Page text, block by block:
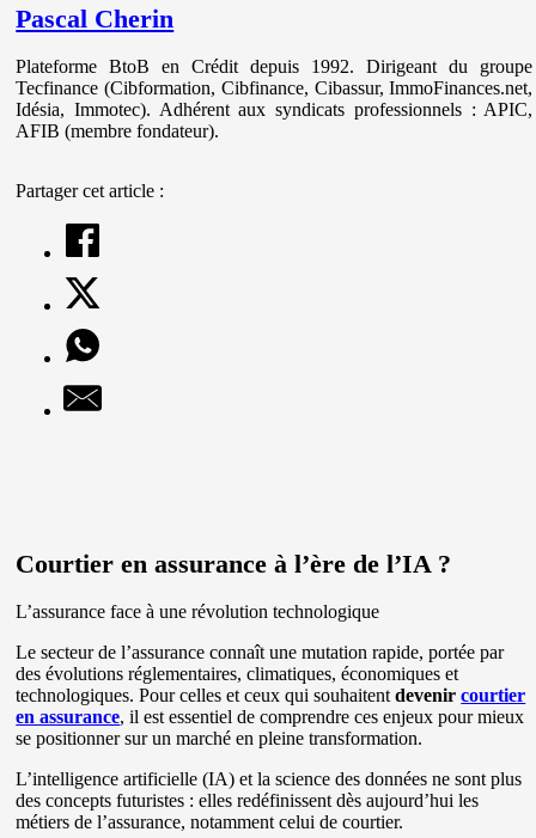
Pascal Cherin
Plateforme BtoB en Crédit depuis 1992. Dirigeant du groupe
Tecfinance (Cibformation, Cibfinance, Cibassur, ImmoFinances.net,
Idésia, Immotec). Adhérent aux syndicats professionnels : APIC,
AFIB (membre fondateur).
Partager cet article :
Courtier en assurance à l’ère de l’IA ?
L’assurance face à une révolution technologique
Le secteur de l’assurance connaît une mutation rapide, portée par
des évolutions réglementaires, climatiques, économiques et
technologiques. Pour celles et ceux qui souhaitentdevenircourtier
en assurance, il est essentiel de comprendre ces enjeux pour mieux
se positionner sur un marché en pleine transformation.
L’intelligence artificielle (IA) et la science des données ne sont plus
des concepts futuristes : elles redéfinissent dès aujourd’hui les
métiers de l’assurance, notamment celui de courtier.